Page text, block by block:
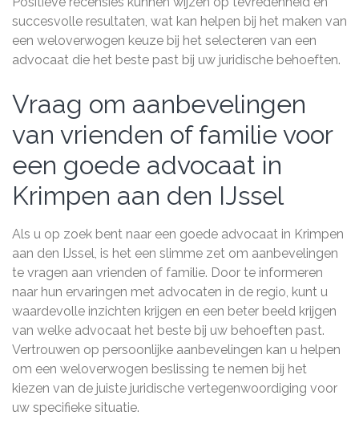
succesvolle resultaten, wat kan helpen bij het maken van
een weloverwogen keuze bij het selecteren van een
advocaat die het beste past bij uw juridische behoeften.
Vraag om aanbevelingen
van vrienden of familie voor
een goede advocaat in
Krimpen aan den IJssel
Als u op zoek bent naar een goede advocaat in Krimpen
aan den IJssel, is het een slimme zet om aanbevelingen
te vragen aan vrienden of familie. Door te informeren
naar hun ervaringen met advocaten in de regio, kunt u
waardevolle inzichten krijgen en een beter beeld krijgen
van welke advocaat het beste bij uw behoeften past.
Vertrouwen op persoonlijke aanbevelingen kan u helpen
om een weloverwogen beslissing te nemen bij het
kiezen van de juiste juridische vertegenwoordiging voor
uw specifieke situatie.